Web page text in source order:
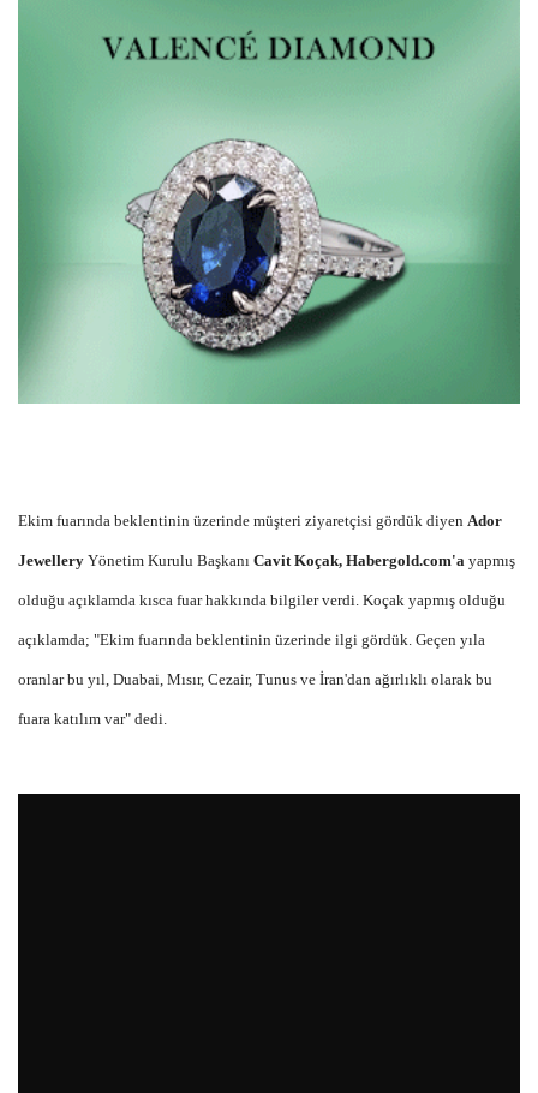
Ekim fuarında beklentinin üzerinde müşteri ziyaretçisi gördük diyen Ador
Jewellery Yönetim Kurulu Başkanı Cavit Koçak, Habergold.com'a yapmış
olduğu açıklamda kısca fuar hakkında bilgiler verdi. Koçak yapmış olduğu
açıklamda; "Ekim fuarında beklentinin üzerinde ilgi gördük. Geçen yıla
oranlar bu yıl, Duabai, Mısır, Cezair, Tunus ve İran'dan ağırlıklı olarak bu
fuara katılım var" dedi.